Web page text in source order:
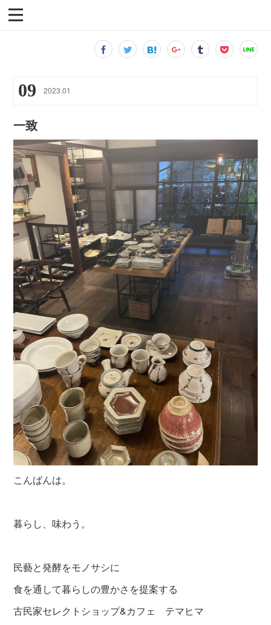
09 2023.01
一致
こんばんは。
暮らし、味わう。
民藝と発酵をモノサシに
食を通して暮らしの豊かさを提案する
古民家セレクトショップ&カフェ テマヒマ